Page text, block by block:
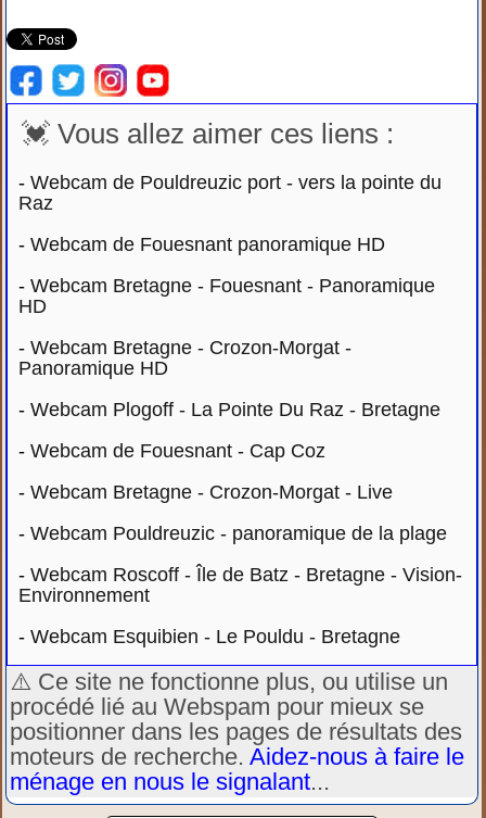
💓 Vous allez aimer ces liens :
-Webcam de Pouldreuzic port - vers la pointe du
Raz
-Webcam de Fouesnant panoramique HD
-Webcam Bretagne - Fouesnant - Panoramique
HD
-Webcam Bretagne - Crozon-Morgat -
Panoramique HD
-Webcam Plogoff - La Pointe Du Raz - Bretagne
-Webcam de Fouesnant - Cap Coz
-Webcam Bretagne - Crozon-Morgat - Live
-Webcam Pouldreuzic - panoramique de la plage
-Webcam Roscoff - Île de Batz - Bretagne - Vision-
Environnement
-Webcam Esquibien - Le Pouldu - Bretagne
⚠️ Ce site ne fonctionne plus, ou utilise un
procédé lié au Webspam pour mieux se
positionner dans les pages de résultats des
moteurs de recherche.Aidez-nous à faire le
ménage en nous le signalant...